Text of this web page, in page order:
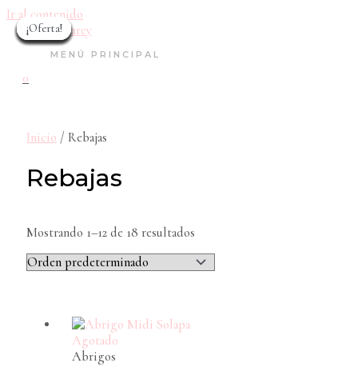
Ir al contenido
MENÚ PRINCIPAL
0
Inicio / Rebajas
Rebajas
Mostrando 1–12 de 18 resultados
Agotado
¡Oferta!
Abrigos
¡Oferta!
¡Oferta!
¡Oferta!
¡Oferta!
¡Oferta!
¡Oferta!
¡Oferta!
¡Oferta!
¡Oferta!
¡Oferta!
¡Oferta!